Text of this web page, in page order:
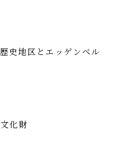
史地区とエッゲンベル
化財